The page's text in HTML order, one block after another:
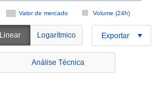
Valor de mercado Volume (24h)
Linear Logarítmico Exportar
Análise Técnica